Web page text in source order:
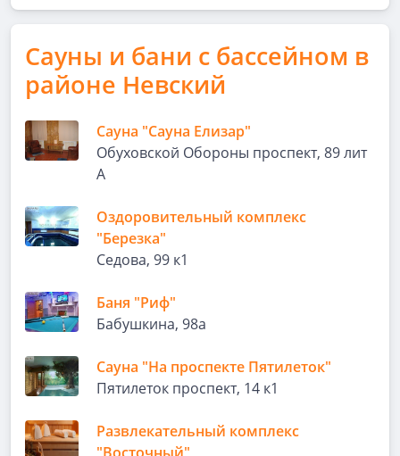
Сауны и бани с бассейном в
районе Невский
Сауна "Сауна Елизар"
Обуховской Обороны проспект, 89 лит
А
Оздоровительный комплекс
"Березка"
Седова, 99 к1
Баня "Риф"
Бабушкина, 98а
Сауна "На проспекте Пятилеток"
Пятилеток проспект, 14 к1
Развлекательный комплекс